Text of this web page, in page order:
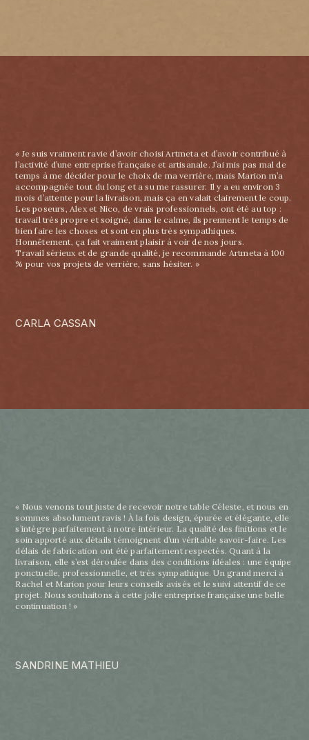
« Je suis vraiment ravie d’avoir choisi Artmeta et d’avoir contribué à
l’activité d’une entreprise française et artisanale. J’ai mis pas mal de
temps à me décider pour le choix de ma verrière, mais Marion m’a
accompagnée tout du long et a su me rassurer. Il y a eu environ 3
mois d’attente pour la livraison, mais ça en valait clairement le coup.
Les poseurs, Alex et Nico, de vrais professionnels, ont été au top :
travail très propre et soigné, dans le calme, ils prennent le temps de
bien faire les choses et sont en plus très sympathiques.
Honnêtement, ça fait vraiment plaisir à voir de nos jours.
Travail sérieux et de grande qualité, je recommande Artmeta à 100
% pour vos projets de verrière, sans hésiter. »
CARLA CASSAN
« Nous venons tout juste de recevoir notre table Céleste, et nous en
sommes absolument ravis ! À la fois design, épurée et élégante, elle
s’intègre parfaitement à notre intérieur. La qualité des finitions et le
soin apporté aux détails témoignent d’un véritable savoir-faire. Les
délais de fabrication ont été parfaitement respectés. Quant à la
livraison, elle s’est déroulée dans des conditions idéales : une équipe
ponctuelle, professionnelle, et très sympathique. Un grand merci à
Rachel et Marion pour leurs conseils avisés et le suivi attentif de ce
projet. Nous souhaitons à cette jolie entreprise française une belle
continuation ! »
SANDRINE MATHIEU